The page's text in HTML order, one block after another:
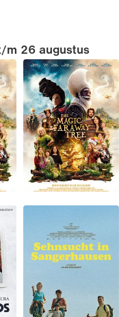
m 26 augustus